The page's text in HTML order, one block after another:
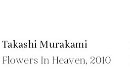
Takashi Murakami
Flowers In Heaven, 2010